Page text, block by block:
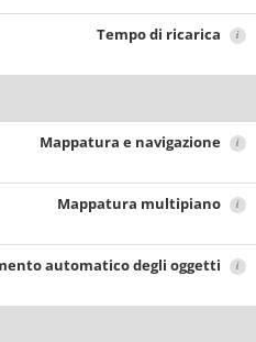
Tempo di ricarica i
Mappatura e navigazione i
Mappatura multipiano i
automatico degli oggetti i